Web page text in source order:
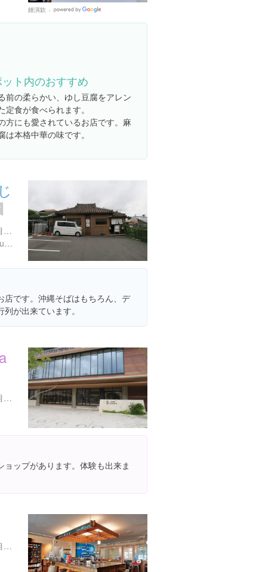
鍾演欽
Places
ット内のおすすめ
前の柔らかい、ゆし豆腐をアレン
定食が食べられます。
方にも愛されているお店です。麻
は本格中華の味です。
沖縄県那覇市首里当蔵町２丁目１３
https://www.instagram.com/shuri_ukaji
店です。沖縄そばはもちろん、デ
が出来ています。
沖縄県那覇市首里当蔵町２丁目１６
ップがあります。体験も出来ま
沖縄県那覇市首里鳥堀町４丁目８-２